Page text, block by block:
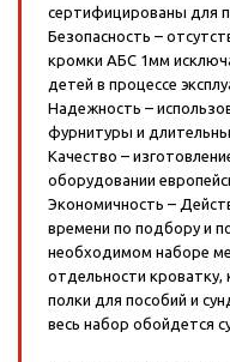
сертифицированы для
Безопасность –
кромки АБС 1мм
детей в процессе
Надежность –
фурнитуры и
Качество –
оборудовании
Экономичность –
времени по подбору и
необходимом наборе
отдельности кроватку,
полки для пособий и
весь набор обойдется